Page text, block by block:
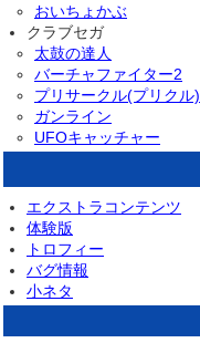
おいちょかぶ
クラブセガ
太鼓の達人
バーチャファイター2
プリサークル(プリクル)
ガンライン
UFOキャッチャー
エクストラコンテンツ
体験版
トロフィー
バグ情報
小ネタ